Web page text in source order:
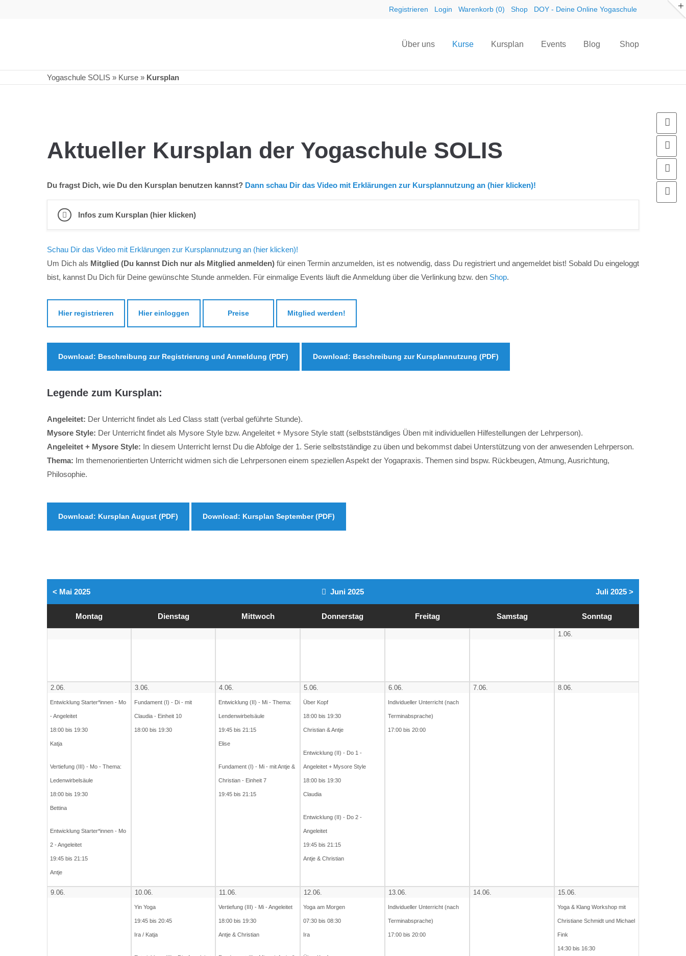
Registrieren Login Warenkorb (0) Shop DOY - Deine Online Yogaschule
Über uns Kurse Kursplan Events Blog Shop
Yogaschule SOLIS » Kurse » Kursplan
Aktueller Kursplan der Yogaschule SOLIS
Du fragst Dich, wie Du den Kursplan benutzen kannst? Dann schau Dir das Video mit Erklärungen zur Kursplannutzung an (hier klicken)!
Infos zum Kursplan (hier klicken)
Schau Dir das Video mit Erklärungen zur Kursplannutzung an (hier klicken)!
Um Dich als Mitglied (Du kannst Dich nur als Mitglied anmelden) für einen Termin anzumelden, ist es notwendig, dass Du registriert und angemeldet bist! Sobald Du eingeloggt
bist, kannst Du Dich für Deine gewünschte Stunde anmelden. Für einmalige Events läuft die Anmeldung über die Verlinkung bzw. den Shop.
Hier registrieren Hier einloggen Preise Mitglied werden!
Download: Beschreibung zur Registrierung und Anmeldung (PDF) Download: Beschreibung zur Kursplannutzung (PDF)
Legende zum Kursplan:
Angeleitet: Der Unterricht findet als Led Class statt (verbal geführte Stunde).
Mysore Style: Der Unterricht findet als Mysore Style bzw. Angeleitet + Mysore Style statt (selbstständiges Üben mit individuellen Hilfestellungen der Lehrperson).
Angeleitet + Mysore Style: In diesem Unterricht lernst Du die Abfolge der 1. Serie selbstständige zu üben und bekommst dabei Unterstützung von der anwesenden Lehrperson.
Thema: Im themenorientierten Unterricht widmen sich die Lehrpersonen einem speziellen Aspekt der Yogapraxis. Themen sind bspw. Rückbeugen, Atmung, Ausrichtung,
Philosophie.
Download: Kursplan August (PDF) Download: Kursplan September (PDF)
< Mai 2025 Juni 2025 Juli 2025 >
Montag Dienstag Mittwoch Donnerstag Freitag Samstag Sonntag
1.06.
2.06.
Entwicklung Starter*innen - Mo
- Angeleitet
18:00 bis 19:30
Katja
Vertiefung (III) - Mo - Thema:
Ledenwirbelsäule
18:00 bis 19:30
Bettina
Entwicklung Starter*innen - Mo
2 - Angeleitet
19:45 bis 21:15
Antje
3.06.
Fundament (I) - Di - mit
Claudia - Einheit 10
18:00 bis 19:30
4.06.
Entwicklung (II) - Mi - Thema:
Lendenwirbelsäule
19:45 bis 21:15
Elise
Fundament (I) - Mi - mit Antje &
Christian - Einheit 7
19:45 bis 21:15
5.06.
Über Kopf
18:00 bis 19:30
Christian & Antje
Entwicklung (II) - Do 1 -
Angeleitet + Mysore Style
18:00 bis 19:30
Claudia
Entwicklung (II) - Do 2 -
Angeleitet
19:45 bis 21:15
Antje & Christian
6.06.
Individueller Unterricht (nach
Terminabsprache)
17:00 bis 20:00
7.06. 8.06.
9.06. 10.06.
Yin Yoga
19:45 bis 20:45
Ira / Katja
11.06.
Vertiefung (III) - Mi - Angeleitet
18:00 bis 19:30
Antje & Christian
12.06.
Yoga am Morgen
07:30 bis 08:30
Ira
13.06.
Individueller Unterricht (nach
Terminabsprache)
17:00 bis 20:00
14.06. 15.06.
Yoga & Klang Workshop mit
Christiane Schmidt und Michael
Fink
14:30 bis 16:30